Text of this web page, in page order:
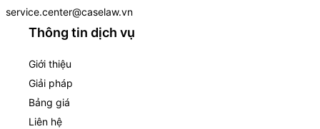
service.center@caselaw.vn
Thông tin dịch vụ
Giới thiệu
Giải pháp
Bảng giá
Liên hệ